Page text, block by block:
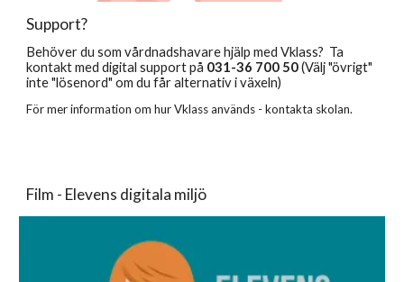
Support?
Behöver du som vårdnadshavare hjälp med Vklass? Ta
kontakt med digital support på 031-36 700 50(Välj "övrigt"
inte "lösenord" om du får alternativ i växeln)
För mer information om hur Vklass används - kontakta skolan.
Film - Elevens digitala miljö